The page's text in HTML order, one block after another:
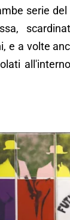
serie
e a volte